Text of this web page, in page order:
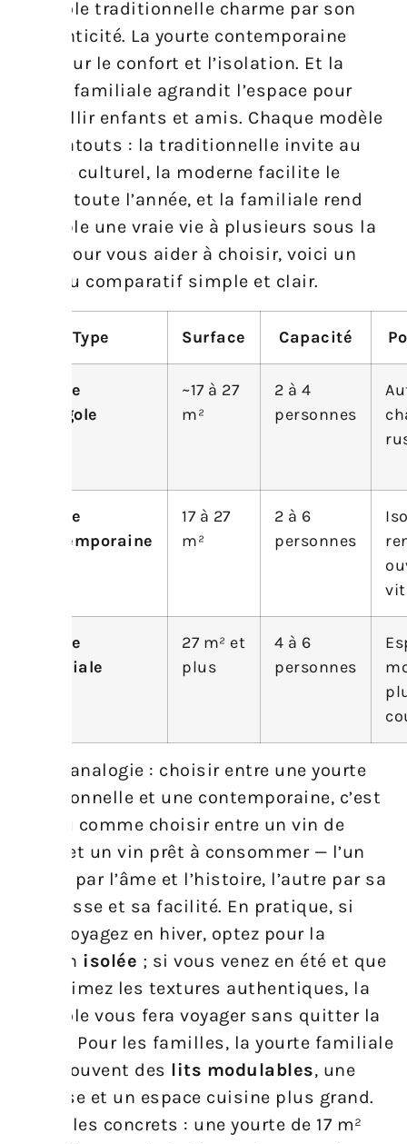
mongole traditionnelle charme par son
authenticité. La yourte contemporaine
mise sur le confort et l’isolation. Et la
yourte familiale agrandit l’espace pour
accueillir enfants et amis. Chaque modèle
a ses atouts : la traditionnelle invite au
voyage culturel, la moderne facilite le
séjour toute l’année, et la familiale rend
possible une vraie vie à plusieurs sous la
toile. Pour vous aider à choisir, voici un
tableau comparatif simple et clair.
Type Surface Capacité
Yourte
mongole
~17 à 27
m²
2 à 4
personnes
Yourte
contemporaine
17 à 27
m²
2 à 6
personnes
Yourte
familiale
27 m² et
plus
4 à 6
personnes
Petite analogie : choisir entre une yourte
traditionnelle et une contemporaine, c’est
un peu comme choisir entre un vin de
garde et un vin prêt à consommer — l’un
séduit par l’âme et l’histoire, l’autre par sa
souplesse et sa facilité. En pratique, si
vous voyagez en hiver, optez pour la
version isolée ; si vous venez en été et que
vous aimez les textures authentiques, la
mongole vous fera voyager sans quitter la
région. Pour les familles, la yourte familiale
offre souvent des lits modulables, une
terrasse et un espace cuisine plus grand.
Exemples concrets : une yourte de 17 m²